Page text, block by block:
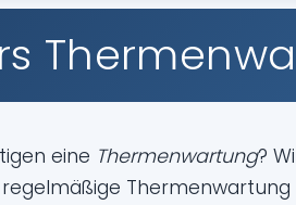
eine Thermenwartung?